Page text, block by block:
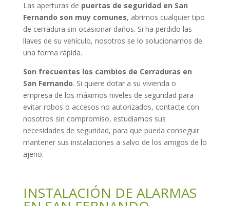
Las aperturas de puertas de seguridad en San
Fernando son muy comunes, abrimos cualquier tipo
de cerradura sin ocasionar daños. Si ha perdido las
llaves de su vehículo, nosotros se lo solucionamos de
una forma rápida.
Son frecuentes los cambios de Cerraduras en
San Fernando. Si quiere dotar a su vivienda o
empresa de los máximos niveles de seguridad para
evitar robos o accesos no autorizados, contacte con
nosotros sin compromiso, estudiamos sus
necesidades de seguridad, para que pueda conseguir
mantener sus instalaciones a salvo de los amigos de lo
ajeno.
INSTALACIÓN DE ALARMAS